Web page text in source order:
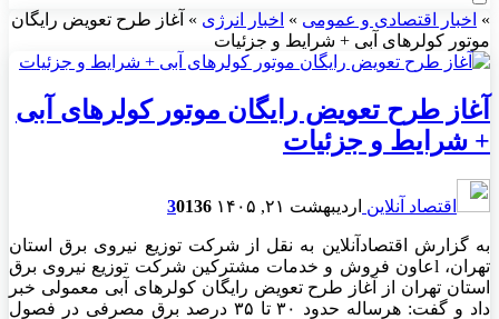
» اخبار اقتصادی و عمومی » اخبار انرژی » آغاز طرح تعویض رایگان
موتور کولر‌های آبی + شرایط و جزئیات
آغاز طرح تعویض رایگان موتور کولر‌های آبی
+ شرایط و جزئیات
اقتصاد آنلاین اردیبهشت ۲۱, ۱۴۰۵ 30136
به گزارش اقتصادآنلاین به نقل از شرکت توزیع نیروی برق استان
تهران، lعاون فروش و خدمات مشترکین شرکت توزیع نیروی برق
استان تهران از آغاز طرح تعویض رایگان کولر‌های آبی معمولی خبر
داد و گفت: هرساله حدود ۳۰ تا ۳۵ درصد برق مصرفی در فصول